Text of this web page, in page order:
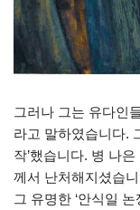
그러나 그는 유다인
라고 말하였습니다.
작’했습니다. 병 나
께서 난처해지셨습
그 유명한 ‘안식일